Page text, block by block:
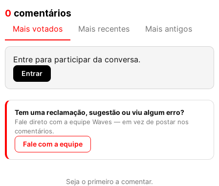
0 comentários
Mais votados Mais recentes Mais antigos
Entre para participar da conversa.
Entrar
Tem uma reclamação, sugestão ou viu algum erro?
Fale direto com a equipe Waves — em vez de postar nos
comentários.
Fale com a equipe
Seja o primeiro a comentar.